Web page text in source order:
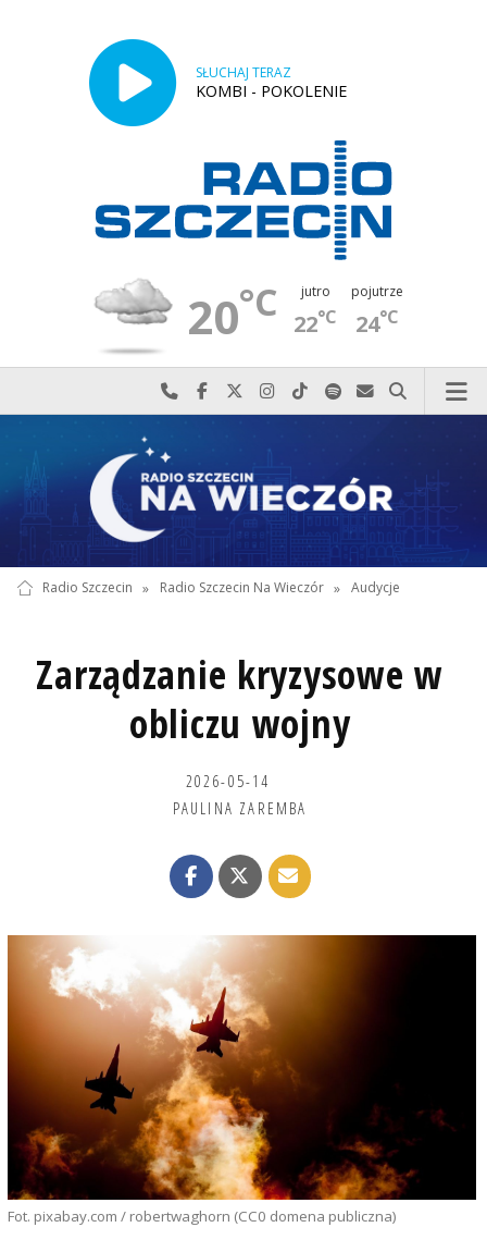
SŁUCHAJ TERAZ
KOMBI - POKOLENIE
20°C jutro
22°C
pojutrze
24°C
Najlepiej po prostu do nas zadzwoń
Odwiedź nas na Facebook-u
Odwiedź nas na X
Odwiedź nas na Instagram-ie
Odwiedź nas na TikTok-u
Szukaj nas na Spotify
Wyślij do nas
Szukaj
Radio Szczecin » Radio Szczecin Na Wieczór » Audycje
Zarządzanie kryzysowe w
obliczu wojny
2026-05-14
PAULINA ZAREMBA
Fot. pixabay.com / robertwaghorn (CC0 domena publiczna)